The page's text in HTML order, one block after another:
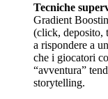
Tecniche
Gradient
(click, deposito,
a rispondere a
che i giocatori
“avventura”
storytelling.